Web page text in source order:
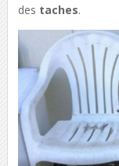
des taches.